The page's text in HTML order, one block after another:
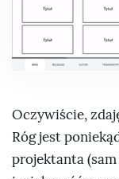
Oczywiście,
Róg jest
projektanta